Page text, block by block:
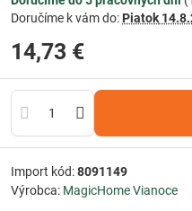
Doručíme k vám do: Piatok
14,73 €
Import kód:8091149
Výrobca: MagicHome Vianoce